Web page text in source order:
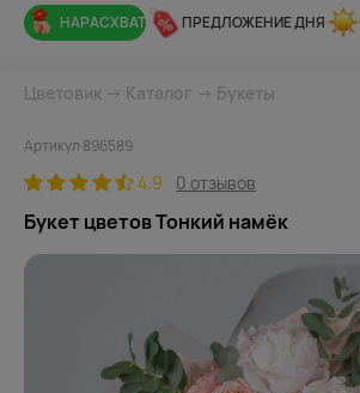
НАРАСХВАТ ПРЕДЛОЖЕНИЕ ДНЯ
Цветовик → Каталог → Букеты
Артикул 896589
4.9 0 отзывов
Букет цветов Тонкий намёк